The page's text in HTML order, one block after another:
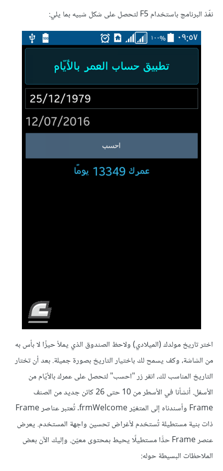
نفّذ البرنامج باستخدام F5 لتحصل على شكل شبيه بما يلي:
اختر تاريخ مولدك (الميلادي) ولاحظ الصندوق الذي يملأ حيزًا لا بأس به
من الشاشة، وكف يسمح لك باختيار التاريخ بصورة جميلة. بعد أن تختار
التاريخ المناسب لك، انقر زر "احسب" لتحصل على عمرك بالأيّام من
الأسفل. أنشأنا في الأسطر من 10 حتى 26 كائن جديد من الصنف
Frame وأسندناه إلى المتغيّر frmWelcome. تُعتبر عناصر Frame
ذات بنية مستطيلة تُستخدم لأغراض تحسين واجهة المستخدم. يعرض
عنصر Frame حدًّا مستطيلًا يحيط بمحتوى معيّن. وإليك الآن بعض
الملاحظات البسيطة حوله: